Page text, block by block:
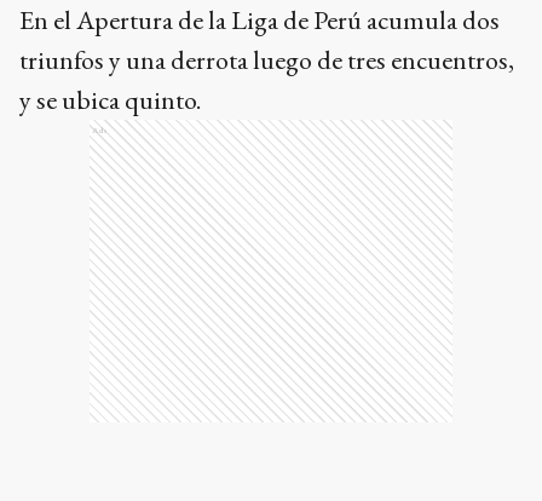
En el Apertura de la Liga de Perú acumula dos
triunfos y una derrota luego de tres encuentros,
y se ubica quinto.
Ads